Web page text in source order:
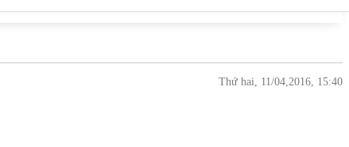
Thứ hai, 11/04,2016, 15:40